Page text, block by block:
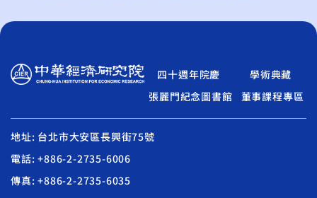
四十週年院慶
學術典藏
張麗門紀念圖書館
董事課程專區
地址: 台北市大安區長興街75號
電話: +886-2-2735-6006
傳真: +886-2-2735-6035